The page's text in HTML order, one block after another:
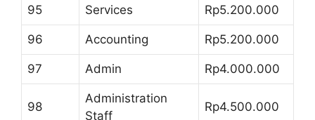
95 Services Rp5.200.000
96 Accounting Rp5.200.000
97 Admin Rp4.000.000
98
Administration
Staff
Rp4.500.000